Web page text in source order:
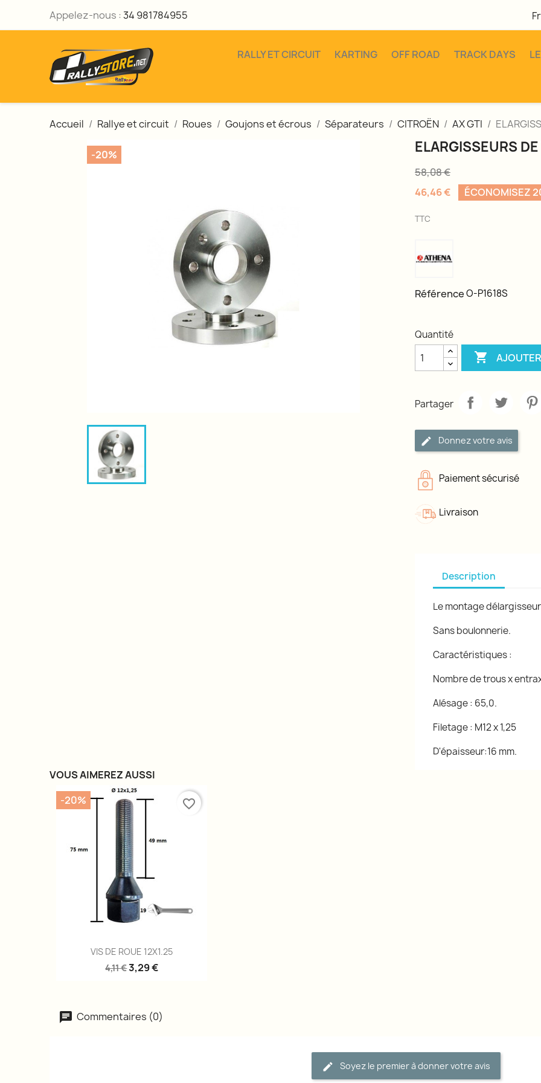
Appelez-nous :34 981784955
RALLY ET CIRCUIT KARTING OFF ROAD TRACK DAYS
Accueil Rallye et circuit Roues Goujons et écrous Séparateurs CITROËN AX GTI
-20% ELARGISSEURS
58,08 €
46,46 €
ÉCONOMISEZ
TTC
RéférenceO-P1618S
Quantité

Partager
Donnez votre avis
Paiement sécurisé
Livraison
Description
Le montage
Sans boulonnerie.
Caractéristiques :
Nombre de trous x
Alésage : 65,0.
Filetage : M12 x 1,25
D'épaisseur:16 mm.
VOUS AIMEREZ AUSSI
Aperçu rapide
VIS DE ROUE 12X1.25
4,11 €3,29 €
-20% favorite_border
Commentaires (0)
Soyez le premier à donner votre avis